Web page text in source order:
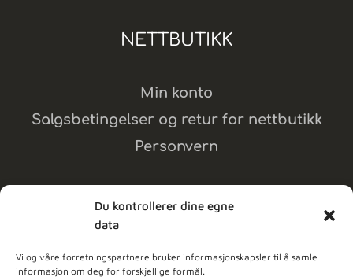
Du kontrollerer dine egne
data
Vi og våre forretningspartnere bruker informasjonskapsler til å samle
informasjon om deg for forskjellige formål.
NETTBUTIKK
Min konto
Salgsbetingelser og retur for nettbutikk
Personvern